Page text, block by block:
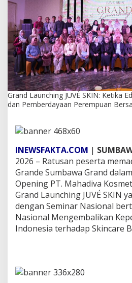
U
V
É
S
K
I
N
:
K
e
t
i
u
k
a
s
i
,
K
e
e
Grand Launching JUVÉ SKIN: Ketika
dan Pemberdayaan Perempuan
INEWSFAKTA.COM |
2026 – Ratusan peserta
Grande Sumbawa Grand
Opening PT. Mahadiva
Grand Launching JUVÉ SKIN
dengan Seminar Nasional
Nasional Mengembalikan
Indonesia terhadap Skincare